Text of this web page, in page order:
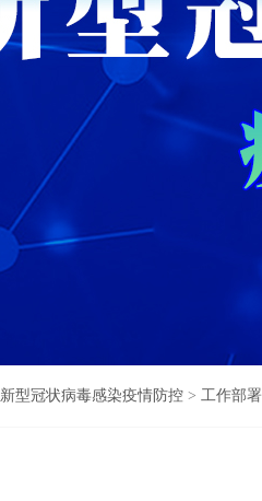
新型冠状病毒感染疫情防控 > 工作部署